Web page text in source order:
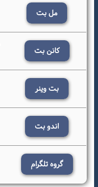
مل بت
کانن بت
بت وینر
اندو بت
گروه تلگرام